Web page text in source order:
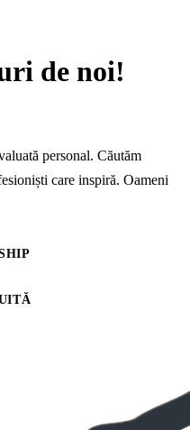
de noi!
personal. Căutăm
care inspiră. Oameni